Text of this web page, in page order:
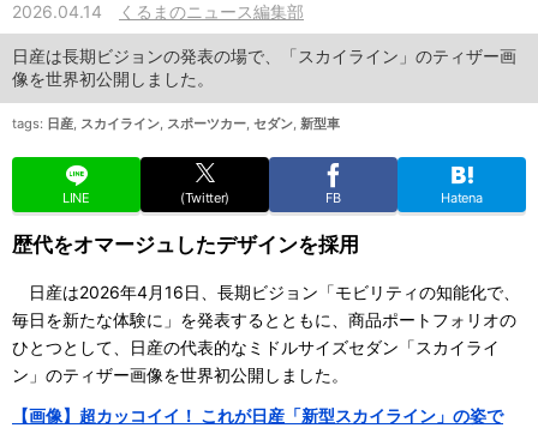
2026.04.14 くるまのニュース編集部
日産は長期ビジョンの発表の場で、「スカイライン」のティザー画
像を世界初公開しました。
tags: 日産, スカイライン, スポーツカー, セダン, 新型車
LINE (Twitter) FB Hatena
歴代をオマージュしたデザインを採用
日産は2026年4月16日、長期ビジョン「モビリティの知能化で、
毎日を新たな体験に」を発表するとともに、商品ポートフォリオの
ひとつとして、日産の代表的なミドルサイズセダン「スカイライ
ン」のティザー画像を世界初公開しました。
【画像】超カッコイイ！ これが日産「新型スカイライン」の姿で